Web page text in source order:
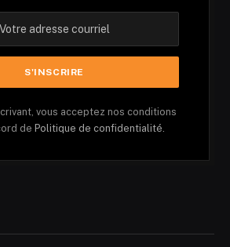
vous acceptez nos conditions
de Politique de confidentialité.